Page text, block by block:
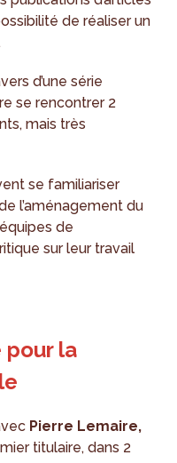
de réaliser un
d’une série
se rencontrer 2
mais très
se familiariser
l’aménagement du
de
sur leur travail
pour la
Pierre Lemaire,
titulaire, dans 2